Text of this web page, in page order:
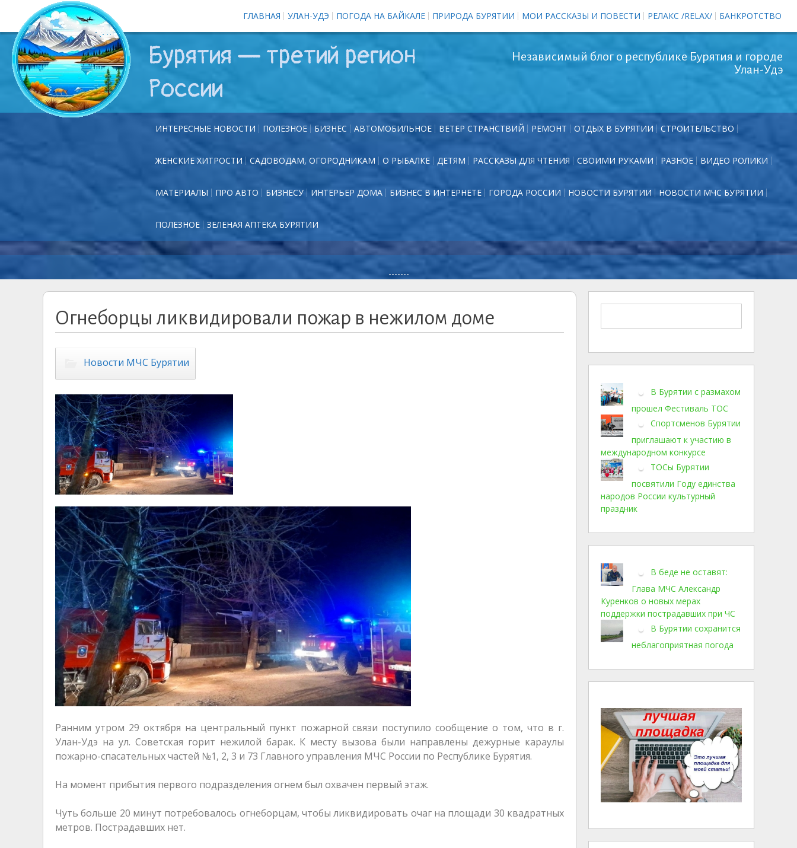
ГЛАВНАЯ УЛАН-УДЭ ПОГОДА НА БАЙКАЛЕ ПРИРОДА БУРЯТИИ МОИ РАССКАЗЫ И ПОВЕСТИ РЕЛАКС /RELAX/ БАНКРОТСТВО
Бурятия — третий регион
России
Независимый блог о республике Бурятия и городе
Улан-Удэ
ИНТЕРЕСНЫЕ НОВОСТИ ПОЛЕЗНОЕ БИЗНЕС АВТОМОБИЛЬНОЕ ВЕТЕР СТРАНСТВИЙ РЕМОНТ ОТДЫХ В БУРЯТИИ СТРОИТЕЛЬСТВО
ЖЕНСКИЕ ХИТРОСТИ САДОВОДАМ, ОГОРОДНИКАМ О РЫБАЛКЕ ДЕТЯМ РАССКАЗЫ ДЛЯ ЧТЕНИЯ СВОИМИ РУКАМИ РАЗНОЕ ВИДЕО РОЛИКИ
МАТЕРИАЛЫ ПРО АВТО БИЗНЕСУ ИНТЕРЬЕР ДОМА БИЗНЕС В ИНТЕРНЕТЕ ГОРОДА РОССИИ НОВОСТИ БУРЯТИИ НОВОСТИ МЧС БУРЯТИИ
ПОЛЕЗНОЕ ЗЕЛЕНАЯ АПТЕКА БУРЯТИИ
-------
Огнеборцы ликвидировали пожар в нежилом доме
Новости МЧС Бурятии
Ранним утром 29 октября на центральный пункт пожарной связи поступило сообщение о том, что в г.
Улан-Удэ на ул. Советская горит нежилой барак. К месту вызова были направлены дежурные караулы
пожарно-спасательных частей №1, 2, 3 и 73 Главного управления МЧС России по Республике Бурятия.
На момент прибытия первого подразделения огнем был охвачен первый этаж.
Чуть больше 20 минут потребовалось огнеборцам, чтобы ликвидировать очаг на площади 30 квадратных
метров. Пострадавших нет.
В Бурятии с размахом
прошел Фестиваль ТОС
Спортсменов Бурятии
приглашают к участию в
международном конкурсе
ТОСы Бурятии
посвятили Году единства
народов России культурный
праздник
В беде не оставят:
Глава МЧС Александр
Куренков о новых мерах
поддержки пострадавших при ЧС
В Бурятии сохранится
неблагоприятная погода